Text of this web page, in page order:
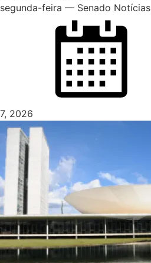
segunda-feira — Senado Notícias
7, 2026